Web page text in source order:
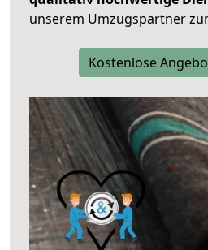
unserem Umzugspartner
Kostenlose